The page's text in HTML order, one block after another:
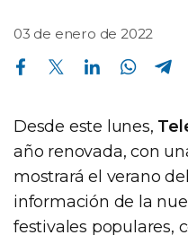
03 de enero de 2022
Compartir en Facebook Compartir en Twitter Compartir en Linkedin Compartir en Whatsapp
Desde este lunes,
año renovada, con
mostrará el verano
información de la
festivales populares,